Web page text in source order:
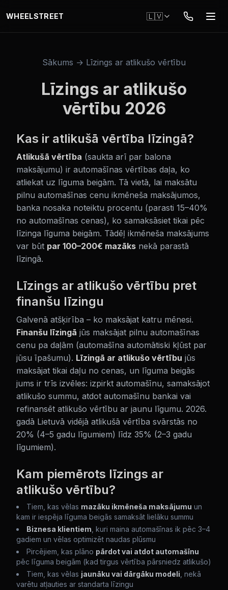
WHEELSTREET 🇱🇻
Sākums → Līzings ar atlikušo vērtību
Līzings ar atlikušo
vērtību 2026
Kas ir atlikušā vērtība līzingā?
Atlikušā vērtība (saukta arī par balona
maksājumu) ir automašīnas vērtības daļa, ko
atliekat uz līguma beigām. Tā vietā, lai maksātu
pilnu automašīnas cenu ikmēneša maksājumos,
banka nosaka noteiktu procentu (parasti 15–40%
no automašīnas cenas), ko samaksāsiet tikai pēc
līzinga līguma beigām. Tādēļ ikmēneša maksājums
var būt par 100–200€ mazāks nekā parastā
līzingā.
Līzings ar atlikušo vērtību pret
finanšu līzingu
Galvenā atšķirība – ko maksājat katru mēnesi.
Finanšu līzingā jūs maksājat pilnu automašīnas
cenu pa daļām (automašīna automātiski kļūst par
jūsu īpašumu). Līzingā ar atlikušo vērtību jūs
maksājat tikai daļu no cenas, un līguma beigās
jums ir trīs izvēles: izpirkt automašīnu, samaksājot
atlikušo summu, atdot automašīnu bankai vai
refinansēt atlikušo vērtību ar jaunu līgumu. 2026.
gadā Lietuvā vidējā atlikušā vērtība svārstās no
20% (4–5 gadu līgumiem) līdz 35% (2–3 gadu
līgumiem).
Kam piemērots līzings ar
atlikušo vērtību?
Tiem, kas vēlas mazāku ikmēneša maksājumu un
kam ir iespēja līguma beigās samaksāt lielāku summu
Biznesa klientiem , kuri maina automašīnas ik pēc 3–4
gadiem un vēlas optimizēt naudas plūsmu
Pircējiem, kas plāno pārdot vai atdot automašīnu
pēc līguma beigām (kad tirgus vērtība pārsniedz atlikušo)
Tiem, kas vēlas jaunāku vai dārgāku modeli , nekā
varētu atļauties ar standarta līzingu